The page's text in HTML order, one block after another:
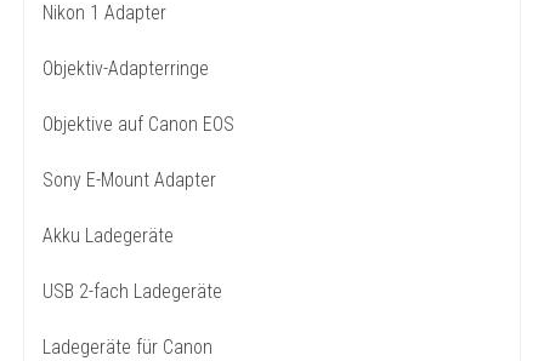
Nikon 1 Adapter
Objektiv-Adapterringe
Objektive auf Canon EOS
Sony E-Mount Adapter
Akku Ladegeräte
USB 2-fach Ladegeräte
Ladegeräte für Canon